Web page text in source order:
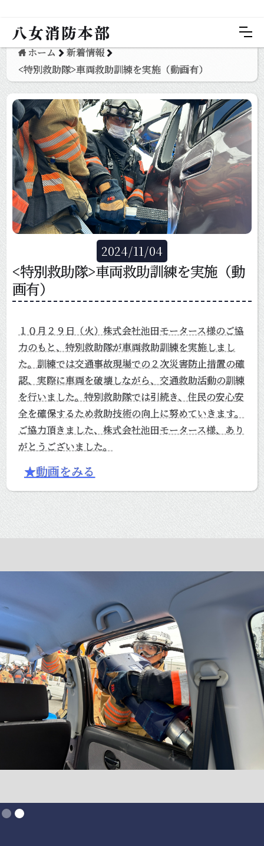
八女消防本部
ホーム
新着情報
<特別救助隊>車両救助訓練を実施（動画有）
2024/11/04
<特別救助隊>車両救助訓練を実施（動
画有）
１０月２９日（火）株式会社池田モータース様のご協
力のもと、特別救助隊が車両救助訓練を実施しまし
た。訓練では交通事故現場での２次災害防止措置の確
認、実際に車両を破壊しながら、交通救助活動の訓練
を行いました。特別救助隊では引続き、住民の安心安
全を確保するため救助技術の向上に努めていきます。
ご協力頂きました、株式会社池田モータース様、あり
がとうございました。
★動画をみる
Slide 2 of 2.